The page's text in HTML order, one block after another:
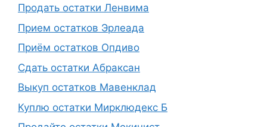
Продать остатки Ленвима
Прием остатков Эрлеада
Приём остатков Опдиво
Сдать остатки Абраксан
Выкуп остатков Мавенклад
Куплю остатки Мирклюдекс Б